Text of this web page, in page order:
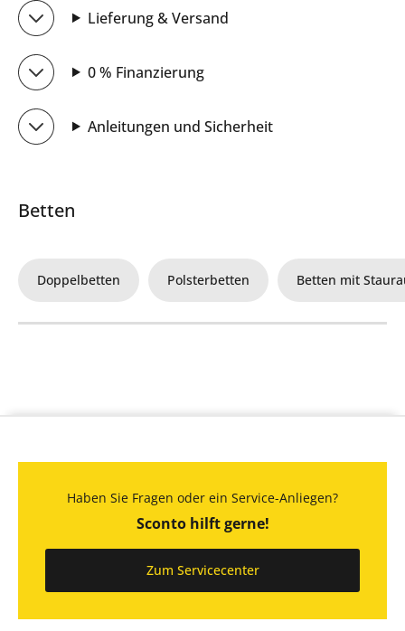
Lieferung & Versand
0 % Finanzierung
Anleitungen und Sicherheit
Betten
Doppelbetten Polsterbetten Betten mit
Haben Sie Fragen oder ein Service-Anliegen?
Sconto hilft gerne!
Zum Servicecenter